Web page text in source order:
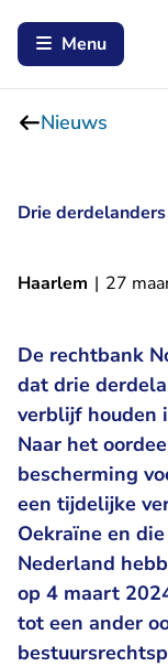
Menu
Nieuws
Drie
Haarlem | 27
De rechtbank
dat drie
verblijf houden
Naar het
bescherming
een tijdelijke
Oekraïne en
Nederland
op 4 maart
tot een ander